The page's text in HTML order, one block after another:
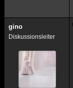
gino
Diskussionsleiter